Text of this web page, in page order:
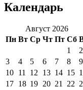
Календарь
Август 2026
Пн Вт Ср Чт Пт Сб
1
2
3
4 5 6 7 8
9
10 11 12 13 14 15
17 18 19 20 21 22